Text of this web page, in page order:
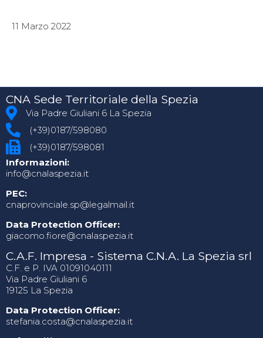
11 Marzo 2022
CNA Sede Territoriale della Spezia
Via Padre Giuliani 6 La Spezia
(+39)0187/598080
(+39)0187/598081
Informazioni:
info@cnalaspezia.it
PEC:
cnaprovinciale.sp@legalmail.it
Data Protection Officer:
giacomo.fiore@cnalaspezia.it
C.A.F. Impresa - Sistema C.N.A. La Spezia srl
C.F. e P. IVA 01091040111
Via Padre Giuliani 6
19125 La Spezia
Data Protection Officer:
stefania.costa@cnalaspezia.it